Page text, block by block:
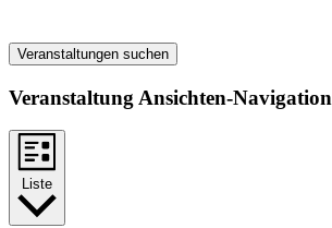
Veranstaltungen suchen
Veranstaltung Ansichten-Navigation
Liste